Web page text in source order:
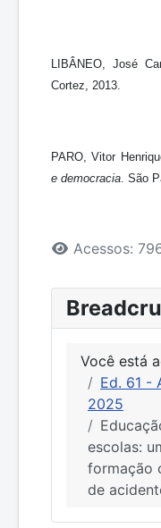
LIBÂNEO, José
Cortez, 2013.
PARO, Vitor
e democracia . São
Detalhes
Acessos:
Você está
Ed. 61 -
2025
escolas:
formação
de